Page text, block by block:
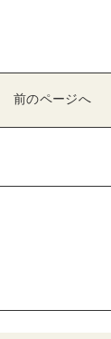
前のページへ